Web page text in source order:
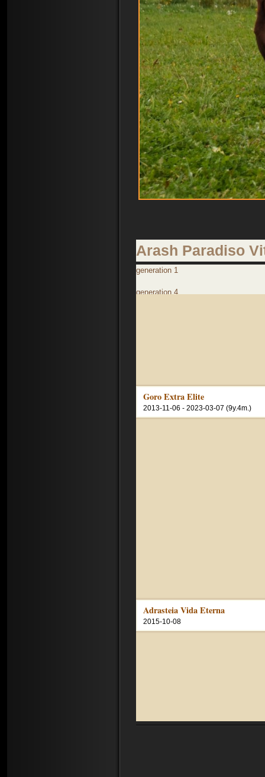
Arash Paradiso
generation 1
generation 4
Goro Extra Elite
2013-11-06 - 2023-03-07 (9y.4m.)
Adrasteia Vida Eterna
2015-10-08